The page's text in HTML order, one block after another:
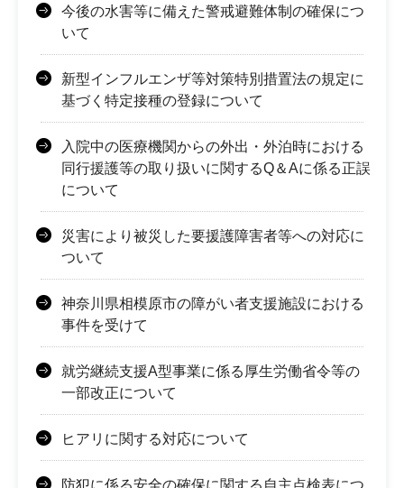
今後の水害等に備えた警戒避難体制の確保につ
いて
新型インフルエンザ等対策特別措置法の規定に
基づく特定接種の登録について
入院中の医療機関からの外出・外泊時における
同行援護等の取り扱いに関するQ＆Aに係る正誤
について
災害により被災した要援護障害者等への対応に
ついて
神奈川県相模原市の障がい者支援施設における
事件を受けて
就労継続支援A型事業に係る厚生労働省令等の
一部改正について
ヒアリに関する対応について
防犯に係る安全の確保に関する自主点検表につ